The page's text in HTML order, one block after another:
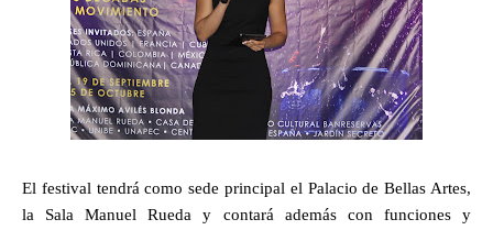
El festival tendrá como sede principal el Palacio de Bellas Artes,
la Sala Manuel Rueda y contará además con funciones y